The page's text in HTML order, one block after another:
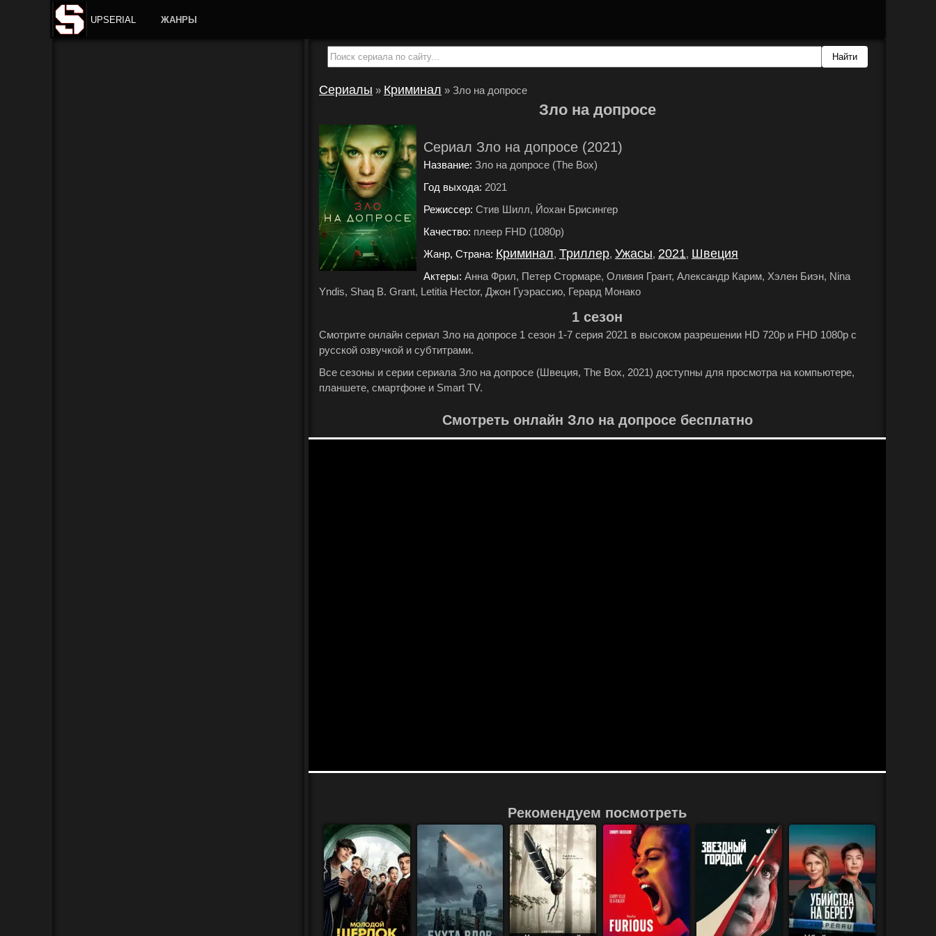
UPSERIAL ЖАНРЫ
Сериалы » Криминал » Зло на допросе
Зло на допросе
Сериал Зло на допросе (2021)
Название: Зло на допросе (The Box)
Год выхода: 2021
Режиссер: Стив Шилл, Йохан Брисингер
Качество: плеер FHD (1080p)
Жанр, Страна: Криминал, Триллер, Ужасы, 2021, Швеция
Актеры: Анна Фрил, Петер Стормаре, Оливия Грант, Александр Карим, Хэлен Биэн, Nina
Yndis, Shaq B. Grant, Letitia Hector, Джон Гуэрассио, Герард Монако
1 сезон
Смотрите онлайн сериал Зло на допросе 1 сезон 1-7 серия 2021 в высоком разрешении HD 720p и FHD 1080p с
русской озвучкой и субтитрами.
Все сезоны и серии сериала Зло на допросе (Швеция, The Box, 2021) доступны для просмотра на компьютере,
планшете, смартфоне и Smart TV.
Смотреть онлайн Зло на допросе бесплатно
Рекомендуем посмотреть